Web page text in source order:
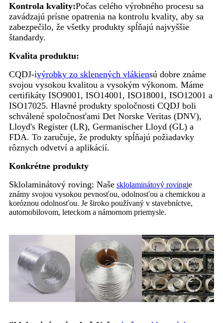
Kontrola kvality:Počas celého výrobného procesu sa
zavádzajú prísne opatrenia na kontrolu kvality, aby sa
zabezpečilo, že všetky produkty spĺňajú najvyššie
štandardy.
Kvalita produktu:
CQDJ-ivýrobky zo sklenených vlákiensú dobre známe
svojou vysokou kvalitou a vysokým výkonom. Máme
certifikáty ISO9001, ISO14001, ISO18001, ISO12001 a
ISO17025. Hlavné produkty spoločnosti CQDJ boli
schválené spoločnosťami Det Norske Veritas (DNV),
Lloyd's Register (LR), Germanischer Lloyd (GL) a
FDA. To zaručuje, že produkty spĺňajú požiadavky
rôznych odvetví a aplikácií.
Konkrétne produkty
Sklolaminátový roving: Naše sklolaminátový rovingje
známy svojou vysokou pevnosťou, odolnosťou a chemickou a
koróznou odolnosťou. Je široko používaný v stavebníctve,
automobilovom, leteckom a námornom priemysle.